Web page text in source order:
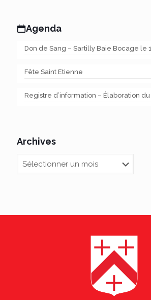
Agenda
Don de Sang – Sartilly Baie Bocage le
Fête Saint Etienne
Registre d’information – Élaboration du
Archives
Archives